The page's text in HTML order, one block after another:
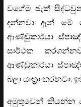
වගේම ජැක්
දන්නවා දැන් මේ
ආණ්ඩුකාරයා
සාර්ථක
ආණ්ඩුකාරයා
බලා යාත්‍රා
අමුතුවෙන් කියන්න